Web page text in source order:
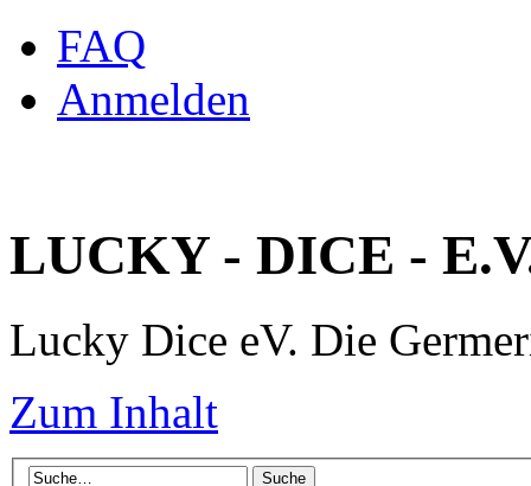
FAQ
Anmelden
LUCKY - DICE -
Lucky Dice eV. Die
Zum Inhalt